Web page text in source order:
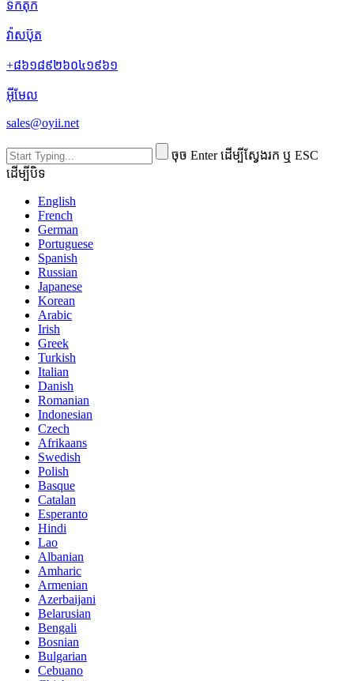
ទីកតុក
វ៉ាសប៊ុត
+៨៦១៨៩២៦០៤១៩៦១
អ៊ីមែល
sales@oyii.net
ចុច Enter ដើម្បីស្វែងរក ឬ ESC
ដើម្បីបិទ
English
French
German
Portuguese
Spanish
Russian
Japanese
Korean
Arabic
Irish
Greek
Turkish
Italian
Danish
Romanian
Indonesian
Czech
Afrikaans
Swedish
Polish
Basque
Catalan
Esperanto
Hindi
Lao
Albanian
Amharic
Armenian
Azerbaijani
Belarusian
Bengali
Bosnian
Bulgarian
Cebuano